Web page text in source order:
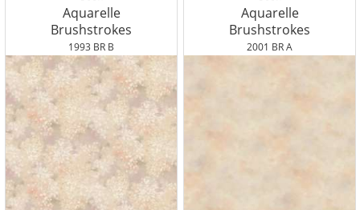
Aquarelle
Brushstrokes
1993 BR B
Aquarelle
Brushstrokes
2001 BR A